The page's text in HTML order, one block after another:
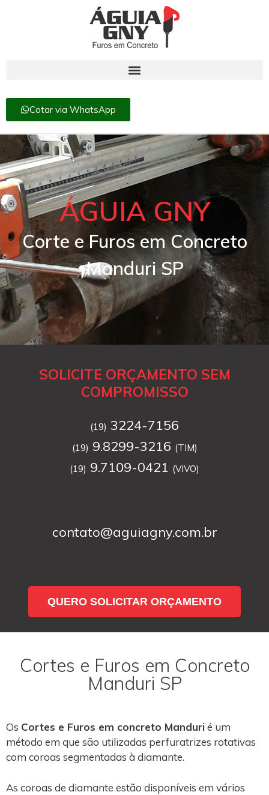
Cotar via WhatsApp
ÁGUIA GNY
Corte e Furos em Concreto
Manduri SP
SOLICITE ORÇAMENTO SEM
COMPROMISSO
(19) 3224-7156
(19) 9.8299-3216 (TIM)
(19) 9.7109-0421 (VIVO)
contato@aguiagny.com.br
QUERO SOLICITAR ORÇAMENTO
Cortes e Furos em Concreto
Manduri SP
Os Cortes e Furos em concreto Mandurié um
método em que são utilizadas perfuratrizes rotativas
com coroas segmentadas à diamante.
As coroas de diamante estão disponíveis em vários